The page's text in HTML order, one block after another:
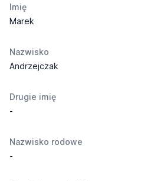
Imię
Marek
Nazwisko
Andrzejczak
Drugie imię
-
Nazwisko rodowe
-